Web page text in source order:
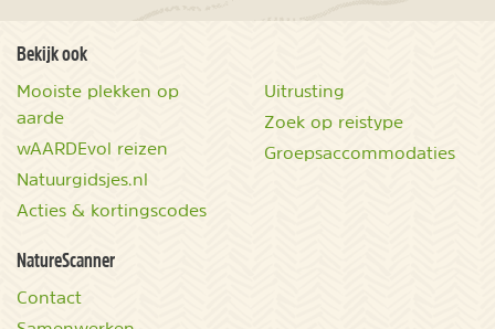
Bekijk ook
Mooiste plekken op
aarde
wAARDEvol reizen
Natuurgidsjes.nl
Acties & kortingscodes
Uitrusting
Zoek op reistype
Groepsaccommodaties
NatureScanner
Contact